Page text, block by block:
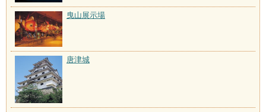
曳山展示場
唐津城